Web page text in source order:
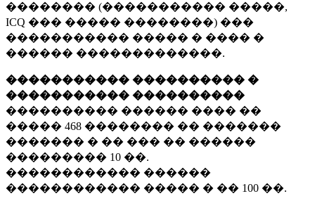
�������� (����������� �����,
ICQ ��� ����� ��������) ���
����������� ����� � ���� �
������ �������������.
����������� ���������� �
����������� ����������
���������� ������ ���� ��
����� 468 �������� �� �������
������� � �� ��� �� ������
��������� 10 ��.
������������ ������
������������ ����� � �� 100 ��.